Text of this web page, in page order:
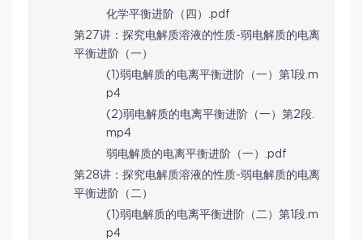
化学平衡进阶（四）.pdf
第27讲：探究电解质溶液的性质-弱电解质的电离
平衡进阶（一）
(1)弱电解质的电离平衡进阶（一）第1段.m
p4
(2)弱电解质的电离平衡进阶（一）第2段.
mp4
弱电解质的电离平衡进阶（一）.pdf
第28讲：探究电解质溶液的性质-弱电解质的电离
平衡进阶（二）
(1)弱电解质的电离平衡进阶（二）第1段.m
p4